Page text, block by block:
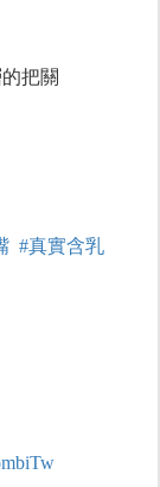
把關
#真實含乳